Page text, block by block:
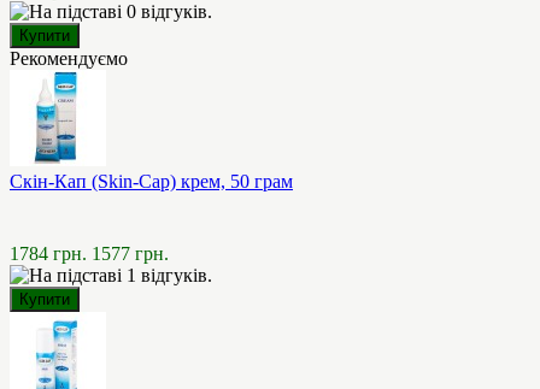
Рекомендуємо
Скін-Кап (Skin-Cap) крем, 50 грам
1784 грн. 1577 грн.